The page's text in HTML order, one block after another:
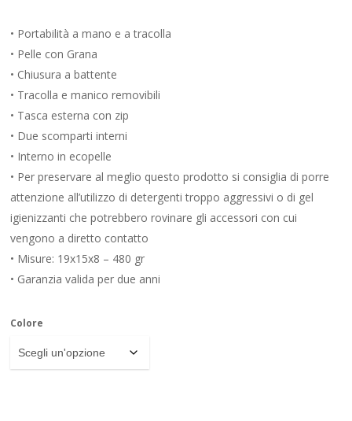
• Portabilità a mano e a tracolla
• Pelle con Grana
• Chiusura a battente
• Tracolla e manico removibili
• Tasca esterna con zip
• Due scomparti interni
• Interno in ecopelle
• Per preservare al meglio questo prodotto si consiglia di porre
attenzione all’utilizzo di detergenti troppo aggressivi o di gel
igienizzanti che potrebbero rovinare gli accessori con cui
vengono a diretto contatto
• Misure: 19x15x8 – 480 gr
• Garanzia valida per due anni
Colore